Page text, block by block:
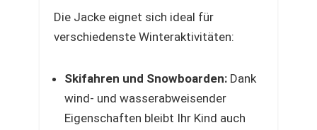
Die Jacke eignet sich ideal für
verschiedenste Winteraktivitäten:
Skifahren und Snowboarden: Dank
wind- und wasserabweisender
Eigenschaften bleibt Ihr Kind auch